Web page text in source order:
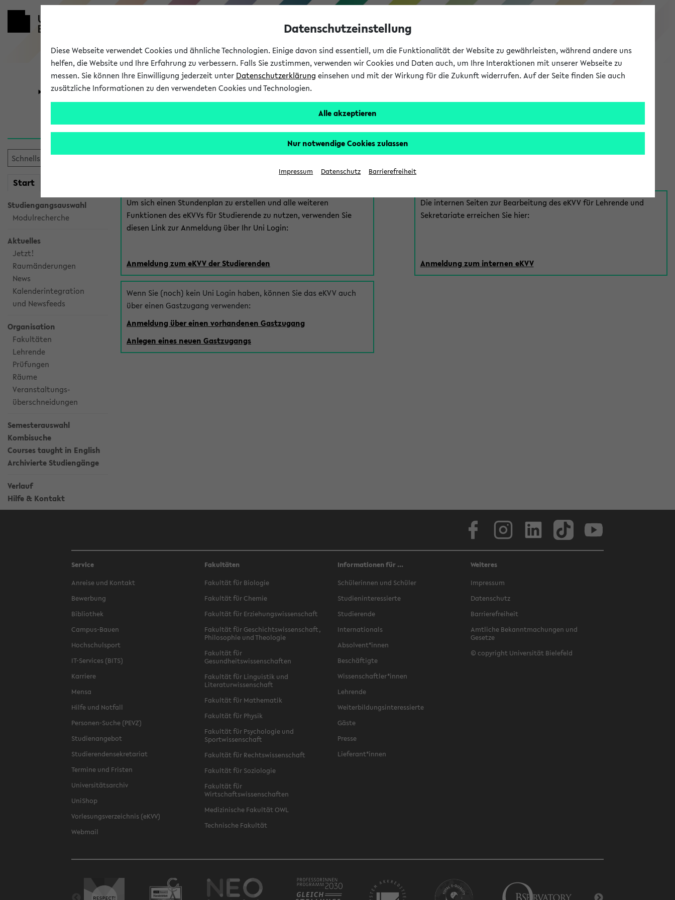
eKVV
Universität Forschung Studium
Start
Studiengangsauswahl
Modulrecherche
Aktuelles
Jetzt!
Raumänderungen
News
Kalenderintegration
und Newsfeeds
Organisation
Fakultäten
Lehrende
Prüfungen
Räume
Veranstaltungs-
überschneidungen
Semesterauswahl
Kombisuche
Courses taught in English
Archivierte Studiengänge
Verlauf
Hilfe & Kontakt
Anmeldung am eKVV
Es gibt mehrere Möglichkeiten zur Anmeldung am eKVV. Bitte wählen Sie die für Sie richtige aus:
Um sich einen Stundenplan zu erstellen und alle weiteren
Funktionen des eKVVs für Studierende zu nutzen, verwenden Sie
diesen Link zur Anmeldung über Ihr Uni Login:
Anmeldung zum eKVV der Studierenden
Wenn Sie (noch) kein Uni Login haben, können Sie das eKVV auch
über einen Gastzugang verwenden:
Anmeldung über einen vorhandenen Gastzugang
Anlegen eines neuen Gastzugangs
eKVV für Mitarbeiter*innen
Die internen Seiten zur Bearbeitung des eKVV für Lehrende und
Sekretariate erreichen Sie hier:
Anmeldung zum internen eKVV
Service
Anreise und Kontakt
Bewerbung
Bibliothek
Campus-Bauen
Hochschulsport
IT-Services (BITS)
Karriere
Mensa
Hilfe und Notfall
Personen-Suche (PEVZ)
Studienangebot
Studierendensekretariat
Termine und Fristen
Universitätsarchiv
UniShop
Vorlesungsverzeichnis (eKVV)
Webmail
Fakultäten
Fakultät für Biologie
Fakultät für Chemie
Fakultät für Erziehungswissenschaft
Fakultät für Geschichtswissenschaft,
Philosophie und Theologie
Fakultät für
Gesundheitswissenschaften
Fakultät für Linguistik und
Literaturwissenschaft
Fakultät für Mathematik
Fakultät für Physik
Fakultät für Psychologie und
Sportwissenschaft
Fakultät für Rechtswissenschaft
Fakultät für Soziologie
Fakultät für
Wirtschaftswissenschaften
Medizinische Fakultät OWL
Technische Fakultät
Informationen für ...
Schülerinnen und Schüler
Studieninteressierte
Studierende
Internationals
Absolvent*innen
Beschäftigte
Wissenschaftler*innen
Lehrende
Weiterbildungsinteressierte
Gäste
Presse
Lieferant*innen
Weiteres
Impressum
Datenschutz
Barrierefreiheit
Amtliche Bekanntmachungen und
Gesetze
© copyright Universität Bielefeld
Datenschutzeinstellung
Diese Webseite verwendet Cookies und ähnliche Technologien. Einige davon sind essentiell, um die Funktionalität der Website zu gewährleisten, während andere uns
helfen, die Website und Ihre Erfahrung zu verbessern. Falls Sie zustimmen, verwenden wir Cookies und Daten auch, um Ihre Interaktionen mit unserer Webseite zu
messen. Sie können Ihre Einwilligung jederzeit unter Datenschutzerklärung einsehen und mit der Wirkung für die Zukunft widerrufen. Auf der Seite finden Sie auch
zusätzliche Informationen zu den verwendeten Cookies und Technologien.
Alle akzeptieren
Nur notwendige Cookies zulassen
Impressum Datenschutz Barrierefreiheit